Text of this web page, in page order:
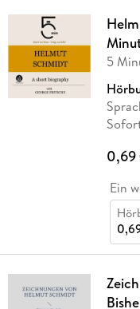
5
0,69
Ein